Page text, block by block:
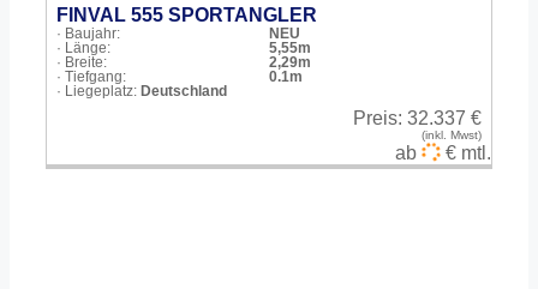
FINVAL 555 SPORTANGLER
· Baujahr:
NEU
· Länge:
5,55m
· Breite:
2,29m
· Tiefgang:
0.1m
· Liegeplatz: Deutschland
Preis: 32.337 €
(inkl. Mwst)
ab € mtl.